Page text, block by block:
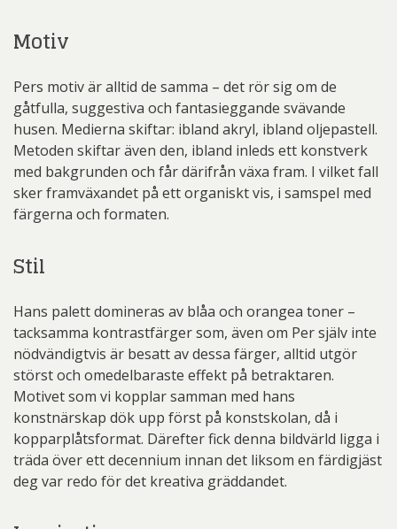
Motiv
Pers motiv är alltid de samma – det rör sig om de
gåtfulla, suggestiva och fantasieggande svävande
husen. Medierna skiftar: ibland akryl, ibland oljepastell.
Metoden skiftar även den, ibland inleds ett konstverk
med bakgrunden och får därifrån växa fram. I vilket fall
sker framväxandet på ett organiskt vis, i samspel med
färgerna och formaten.
Stil
Hans palett domineras av blåa och orangea toner –
tacksamma kontrastfärger som, även om Per själv inte
nödvändigtvis är besatt av dessa färger, alltid utgör
störst och omedelbaraste effekt på betraktaren.
Motivet som vi kopplar samman med hans
konstnärskap dök upp först på konstskolan, då i
kopparplåtsformat. Därefter fick denna bildvärld ligga i
träda över ett decennium innan det liksom en färdigjäst
deg var redo för det kreativa gräddandet.